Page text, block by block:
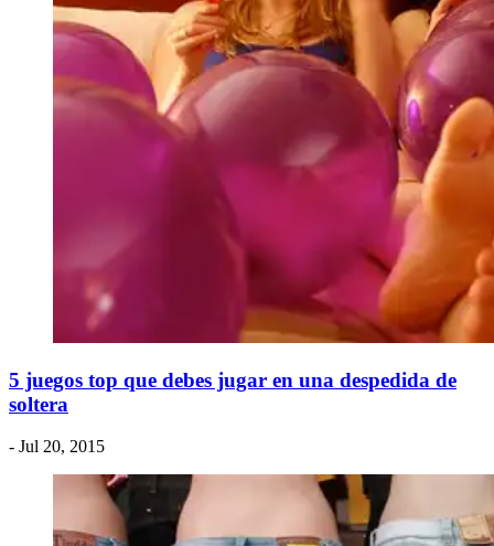
5 juegos top que debes jugar en una despedida de
soltera
- Jul 20, 2015